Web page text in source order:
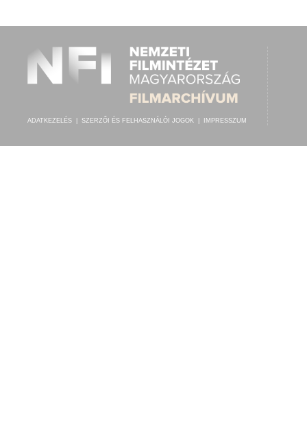
ADATKEZELÉS SZERZŐI ÉS FELHASZNÁLÓI JOGOK IMPRESSZUM